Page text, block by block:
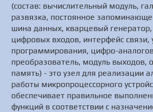
(состав: вычислительный модуль,
развязка, постоянное
шина данных, кварцевый
цифровых входов, интерфейс связи,
программирования, цифро-
преобразователь, модуль выходов,
память) - это узел для реализации
работы микропроцессорного
обеспечивает правильное
функций в соответствии с